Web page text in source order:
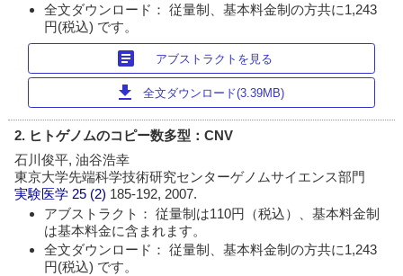
全文ダウンロード： 従量制、基本料金制の方共に1,243
円(税込) です。
article アブストラクトを見る
download 全文ダウンロード(3.39MB)
2. ヒトゲノムのコピー数多型：CNV
石川俊平, 油谷浩幸
東京大学先端科学技術研究センターゲノムサイエンス部門
実験医学 25 (2) 185-192, 2007.
アブストラクト： 従量制は110円（税込）、基本料金制
は基本料金に含まれます。
全文ダウンロード： 従量制、基本料金制の方共に1,243
円(税込) です。